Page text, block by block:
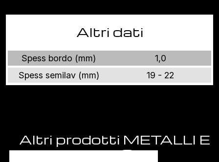
Altri dati
Spess bordo (mm)
1,0
Spess semilav (mm)
19 - 22
Altri prodotti METALLI E
FANTASIE